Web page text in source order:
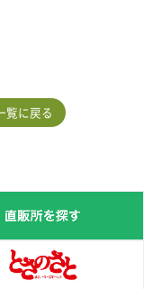
覧に戻る